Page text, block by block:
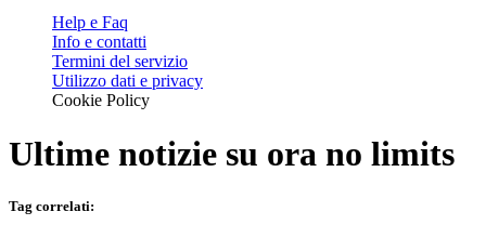
Help e Faq
Info e contatti
Termini del servizio
Utilizzo dati e privacy
Cookie Policy
Ultime notizie su ora no limits
Tag correlati: